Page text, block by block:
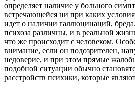
определяет наличие у больного
встречающейся ни при каких
идет о наличии галлюцинаций, бреда.
психоза различны, и в реальной
что же происходит с человеком.
внимание, если он подозрителен,
недоверие, и при этом прямые
подобной ситуации обычно
расстройств психики, которые